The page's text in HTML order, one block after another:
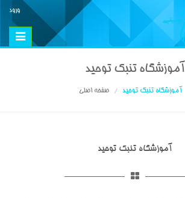
ورود
Toggle
آموزشگاه تنبک توحید
آموزشگاه تنبک توحید صفحه اصلی
آموزشگاه تنبک توحید